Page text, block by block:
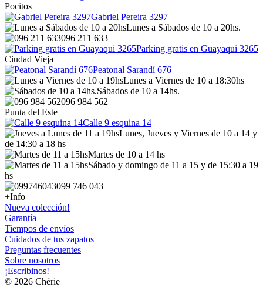
Pocitos
Gabriel Pereira 3297
Lunes a Sábados de 10 a 20hs.
096 211 633
Parking gratis en Guayaqui 3265
Ciudad Vieja
Peatonal Sarandí 676
Lunes a Viernes de 10 a 18:30hs
Sábados de 10 a 14hs.
096 984 562
Punta del Este
Calle 9 esquina 14
Lunes, Jueves y Viernes de 10 a 14 y
de 14:30 a 18 hs
Martes de 10 a 14 hs
Sábado y domingo de 11 a 15 y de 15:30 a 19
hs
099 746 043
+Info
Nueva colección!
Garantía
Tiempos de envíos
Cuidados de tus zapatos
Preguntas frecuentes
Sobre nosotros
¡Escribinos!
© 2026 Chérie